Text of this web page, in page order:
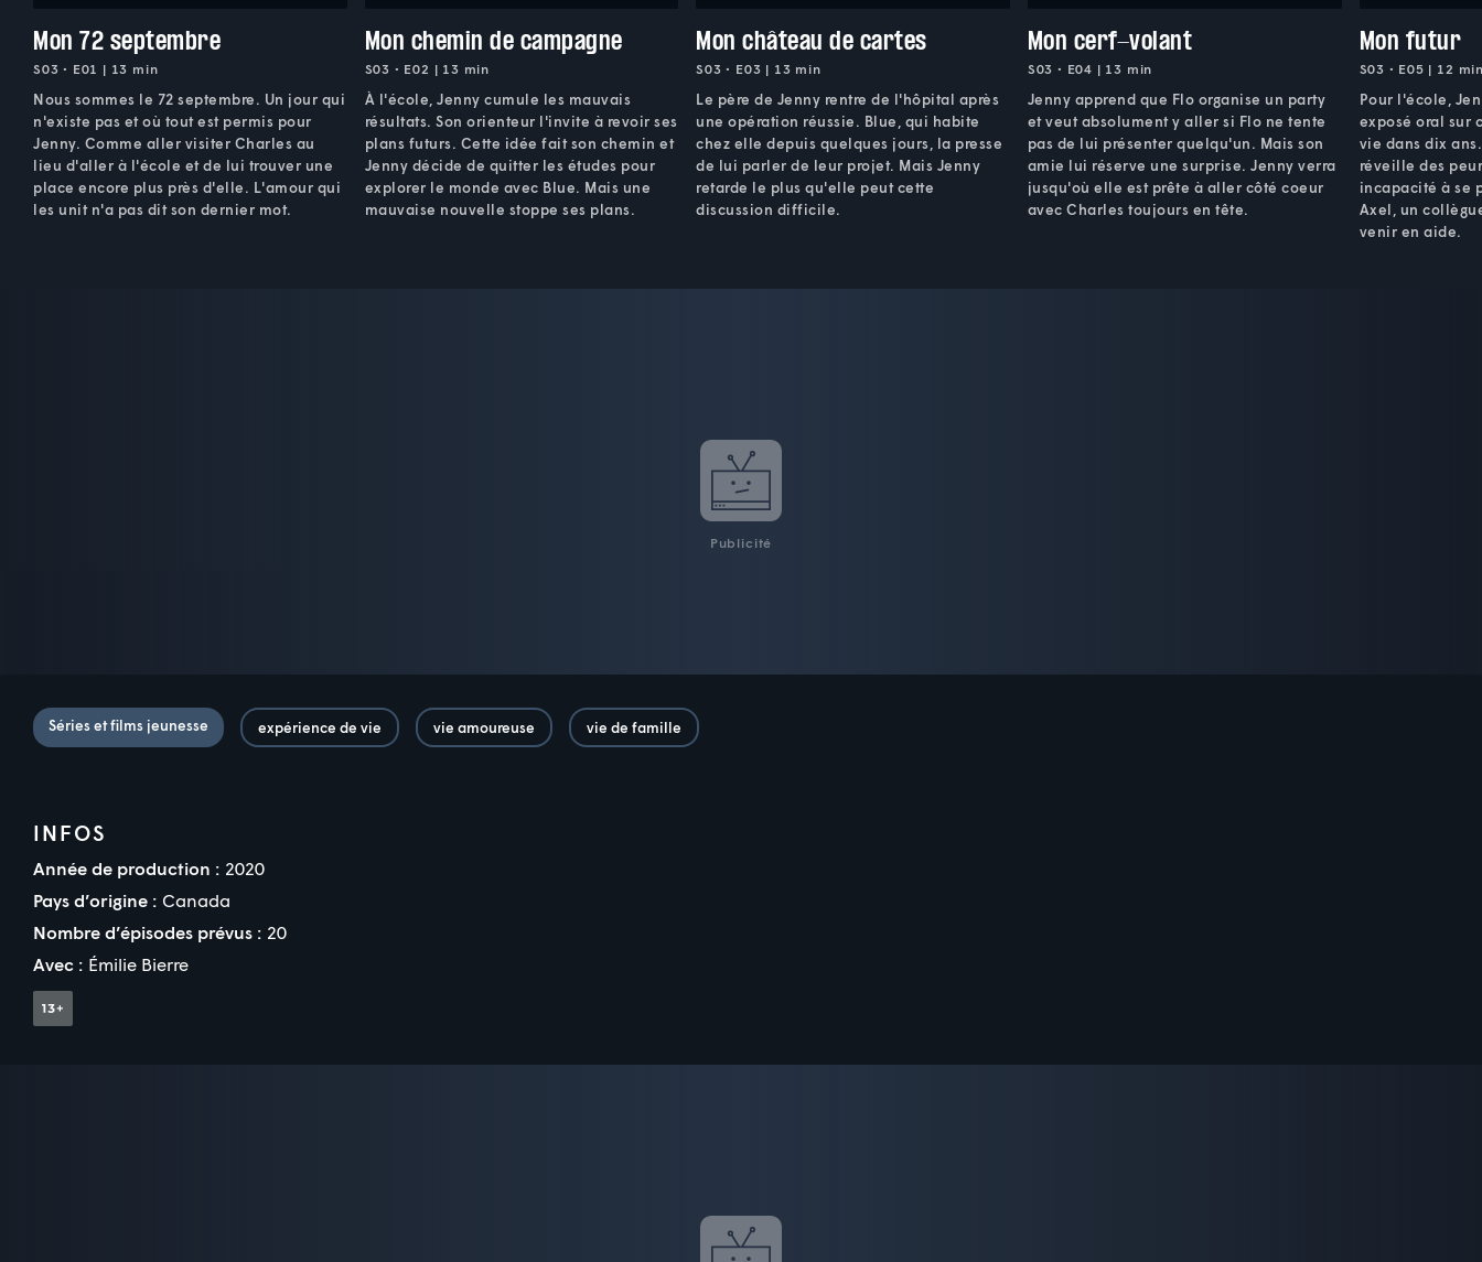
Mon 72 septembre
S03 • E01 | 13 min
Nous sommes le 72 septembre. Un jour qui
n'existe pas et où tout est permis pour
Jenny. Comme aller visiter Charles au
lieu d'aller à l'école et de lui trouver une
place encore plus près d'elle. L'amour qui
les unit n'a pas dit son dernier mot.
Mon chemin de campagne
S03 • E02 | 13 min
À l'école, Jenny cumule les mauvais
résultats. Son orienteur l'invite à revoir ses
plans futurs. Cette idée fait son chemin et
Jenny décide de quitter les études pour
explorer le monde avec Blue. Mais une
mauvaise nouvelle stoppe ses plans.
Mon château de cartes
S03 • E03 | 13 min
Le père de Jenny rentre de l'hôpital après
une opération réussie. Blue, qui habite
chez elle depuis quelques jours, la presse
de lui parler de leur projet. Mais Jenny
retarde le plus qu'elle peut cette
discussion difficile.
Mon cerf-volant
S03 • E04 | 13 min
Jenny apprend que Flo organise un party
et veut absolument y aller si Flo ne tente
pas de lui présenter quelqu'un. Mais son
amie lui réserve une surprise. Jenny verra
jusqu'où elle est prête à aller côté coeur
avec Charles toujours en tête.
Mon futur
S03 • E05 | 12
Pour l'école,
exposé oral sur
vie dans dix
réveille des
incapacité à se
Axel, un
venir en aide.
Publicité
Séries et films jeunesse expérience de vie vie amoureuse vie de famille
INFOS
Année de production : 2020
Pays d’origine : Canada
Nombre d’épisodes prévus : 20
Avec : Émilie Bierre